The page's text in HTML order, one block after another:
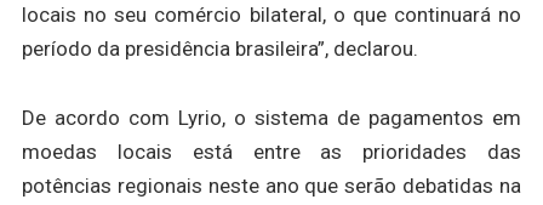
locais no seu comércio bilateral, o que continuará no
período da presidência brasileira”, declarou.
De acordo com Lyrio, o sistema de pagamentos em
moedas locais está entre as prioridades das
potências regionais neste ano que serão debatidas na